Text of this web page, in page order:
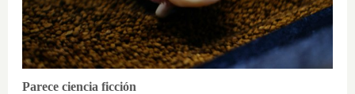
Parece ciencia ficción